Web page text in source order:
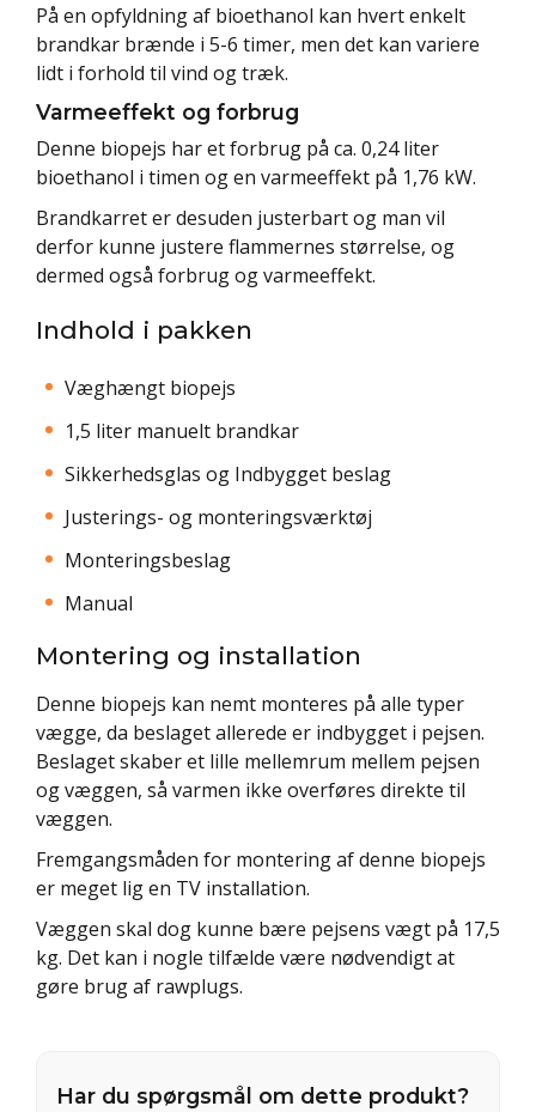
På en opfyldning af bioethanol kan hvert enkelt
brandkar brænde i 5-6 timer, men det kan variere
lidt i forhold til vind og træk.
Varmeeffekt og forbrug
Denne biopejs har et forbrug på ca. 0,24 liter
bioethanol i timen og en varmeeffekt på 1,76 kW.
Brandkarret er desuden justerbart og man vil
derfor kunne justere flammernes størrelse, og
dermed også forbrug og varmeeffekt.
Indhold i pakken
Væghængt biopejs
1,5 liter manuelt brandkar
Sikkerhedsglas og Indbygget beslag
Justerings- og monteringsværktøj
Monteringsbeslag
Manual
Montering og installation
Denne biopejs kan nemt monteres på alle typer
vægge, da beslaget allerede er indbygget i pejsen.
Beslaget skaber et lille mellemrum mellem pejsen
og væggen, så varmen ikke overføres direkte til
væggen.
Fremgangsmåden for montering af denne biopejs
er meget lig en TV installation.
Væggen skal dog kunne bære pejsens vægt på 17,5
kg. Det kan i nogle tilfælde være nødvendigt at
gøre brug af rawplugs.
Har du spørgsmål om dette produkt?